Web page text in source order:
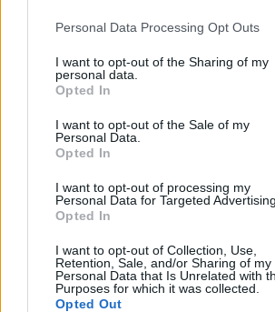
Personal Data Processing Opt Outs
I want to opt-out of the Sharing of my
personal data.
Opted In
I want to opt-out of the Sale of my
Personal Data.
Opted In
I want to opt-out of processing my
Personal Data for Targeted Advertising.
Opted In
I want to opt-out of Collection, Use,
Retention, Sale, and/or Sharing of my
Personal Data that Is Unrelated with
Purposes for which it was collected.
Opted Out